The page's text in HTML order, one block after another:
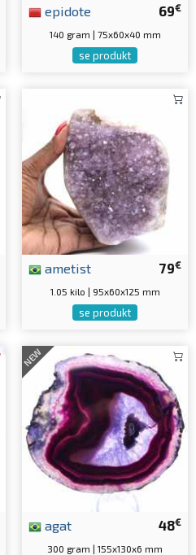
69€
epidote
140 gram | 75x60x40 mm
se produkt
79€
ametist
1.05 kilo | 95x60x125 mm
se produkt
NEW
48€
agat
300 gram | 155x130x6 mm